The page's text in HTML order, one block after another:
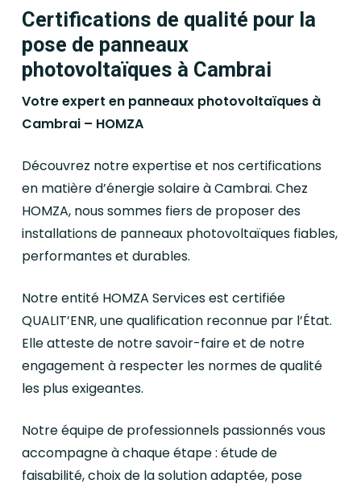
Certifications de qualité pour la
pose de panneaux
photovoltaïques à Cambrai
Votre expert en panneaux photovoltaïques à
Cambrai – HOMZA
Découvrez notre expertise et nos certifications
en matière d’énergie solaire à Cambrai. Chez
HOMZA, nous sommes fiers de proposer des
installations de panneaux photovoltaïques fiables,
performantes et durables.
Notre entité HOMZA Services est certifiée
QUALIT’ENR, une qualification reconnue par l’État.
Elle atteste de notre savoir-faire et de notre
engagement à respecter les normes de qualité
les plus exigeantes.
Notre équipe de professionnels passionnés vous
accompagne à chaque étape : étude de
faisabilité, choix de la solution adaptée, pose